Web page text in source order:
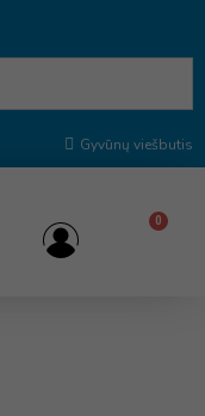
Gyvūnų viešbutis
0